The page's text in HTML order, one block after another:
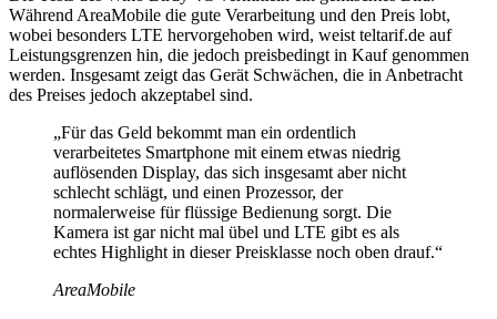
Während AreaMobile die gute Verarbeitung und den Preis lobt,
wobei besonders LTE hervorgehoben wird, weist teltarif.de auf
Leistungsgrenzen hin, die jedoch preisbedingt in Kauf genommen
werden. Insgesamt zeigt das Gerät Schwächen, die in Anbetracht
des Preises jedoch akzeptabel sind.
„Für das Geld bekommt man ein ordentlich
verarbeitetes Smartphone mit einem etwas niedrig
auflösenden Display, das sich insgesamt aber nicht
schlecht schlägt, und einen Prozessor, der
normalerweise für flüssige Bedienung sorgt. Die
Kamera ist gar nicht mal übel und LTE gibt es als
echtes Highlight in dieser Preisklasse noch oben drauf.“
AreaMobile